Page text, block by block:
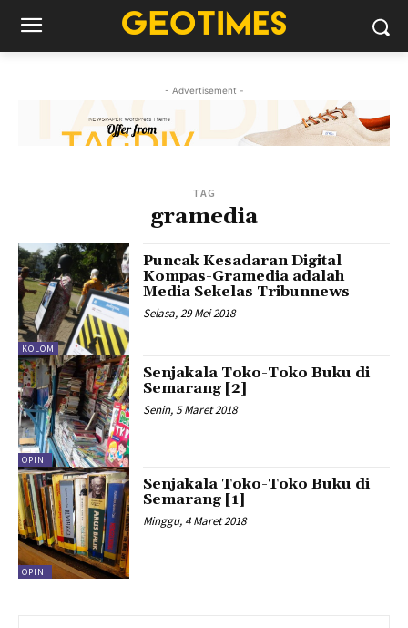
- Advertisement -
TAG
gramedia
KOLOM
Puncak Kesadaran Digital
Kompas-Gramedia adalah
Media Sekelas Tribunnews
Selasa, 29 Mei 2018
OPINI
Senjakala Toko-Toko Buku di
Semarang [2]
Senin, 5 Maret 2018
OPINI
Senjakala Toko-Toko Buku di
Semarang [1]
Minggu, 4 Maret 2018